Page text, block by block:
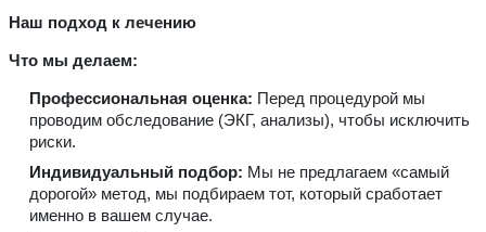
Наш подход к лечению
Что мы делаем:
Профессиональная оценка: Перед процедурой мы
проводим обследование (ЭКГ, анализы), чтобы исключить
риски.
Индивидуальный подбор: Мы не предлагаем «самый
дорогой» метод, мы подбираем тот, который сработает
именно в вашем случае.